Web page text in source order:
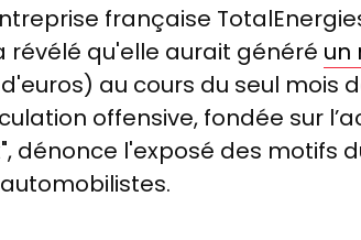
française
révélé qu'elle aurait généré un
au cours du seul
offensive, fondée sur
dénonce l'exposé des motifs